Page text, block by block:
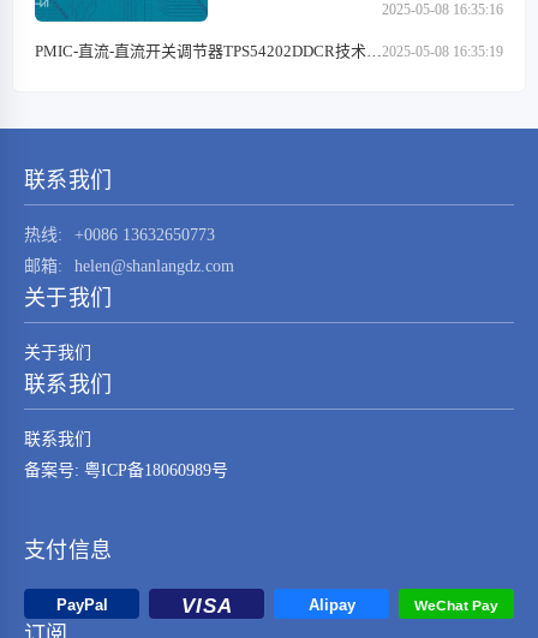
类电子产品以及通信设备等多个领域。在这些
功耗和丰富的外设接口等特点，成为了众多开
2025-05-08 16:35:16
PMIC-直流-直流开关调节器TPS54202DDCR技术特2025-05-08 16:35:19
联系我们
热线:
+0086 13632650773
邮箱:
helen@shanlangdz.com
关于我们
关于我们
联系我们
联系我们
备案号: 粤ICP备18060989号
支付信息